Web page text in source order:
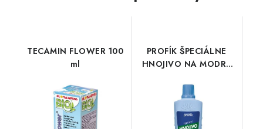
TECAMIN FLOWER 100
ml
PROFÍK ŠPECIÁLNE
HNOJIVO NA MODRÉ